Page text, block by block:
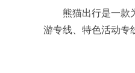
熊猫出行是一款
游专线、特色活动专